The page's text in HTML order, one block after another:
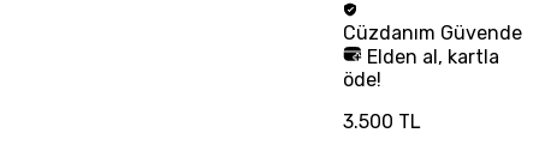
Cüzdanım Güvende
Elden al, kartla
öde!
3.500 TL